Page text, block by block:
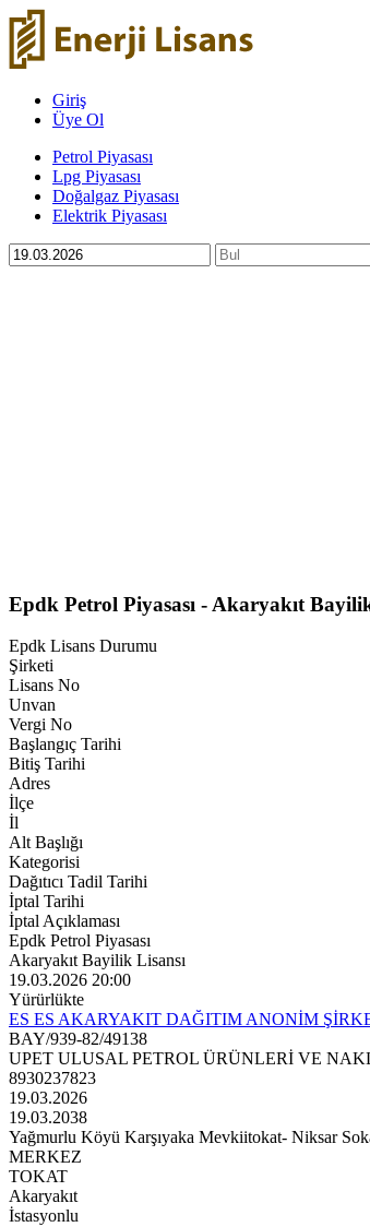
Giriş
Üye Ol
Petrol Piyasası
Lpg Piyasası
Doğalgaz Piyasası
Elektrik Piyasası
Epdk Petrol Piyasası - Akaryakıt
Epdk Lisans Durumu
Şirketi
Lisans No
Unvan
Vergi No
Başlangıç Tarihi
Bitiş Tarihi
Adres
İlçe
İl
Alt Başlığı
Kategorisi
Dağıtıcı Tadil Tarihi
İptal Tarihi
İptal Açıklaması
Epdk Petrol Piyasası
Akaryakıt Bayilik Lisansı
19.03.2026 20:00
Yürürlükte
ES ES AKARYAKIT DAĞITIM ANONİM
BAY/939-82/49138
UPET ULUSAL PETROL ÜRÜNLERİ VE
8930237823
19.03.2026
19.03.2038
Yağmurlu Köyü Karşıyaka Mevkiitokat- Niksar
MERKEZ
TOKAT
Akaryakıt
İstasyonlu